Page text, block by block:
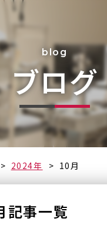
べく早く
ブログ
blog
2024年 10月
記事一覧